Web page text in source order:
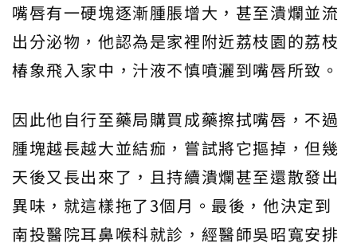
嘴唇有一硬塊逐漸腫脹增大，甚至潰爛並流
出分泌物，他認為是家裡附近荔枝園的荔枝
椿象飛入家中，汁液不慎噴灑到嘴唇所致。
因此他自行至藥局購買成藥擦拭嘴唇，不過
腫塊越長越大並結痂，嘗試將它摳掉，但幾
天後又長出來了，且持續潰爛甚至還散發出
異味，就這樣拖了3個月。最後，他決定到
南投醫院耳鼻喉科就診，經醫師吳昭寬安排